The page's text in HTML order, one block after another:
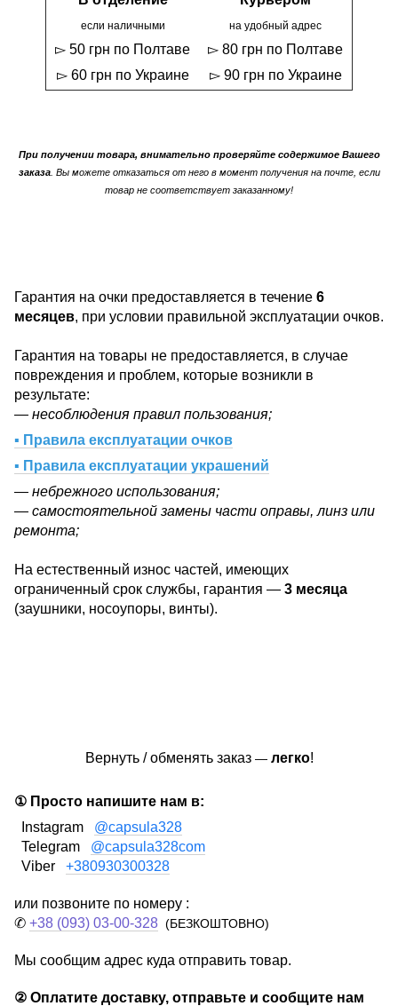
если наличными
▻ 50 грн по Полтаве
▻ 60 грн по Украине
на удобный адрес
▻ 80 грн по Полтаве
▻ 90 грн по Украине
При получении товара, внимательно проверяйте содержимое Вашего
заказа. Вы можете отказаться от него в момент получения на почте, если
товар не соответствует заказанному!
Гарантия на очки предоставляется в течение 6
месяцев, при условии правильной эксплуатации очков.
Гарантия на товары не предоставляется, в случае
повреждения и проблем, которые возникли в
результате:
— несоблюдения правил пользования;
▪ Правила експлуатации очков
▪ Правила експлуатации украшений
— небрежного использования;
— самостоятельной замены части оправы, линз или
ремонта;
На естественный износ частей, имеющих
ограниченный срок службы, гарантия — 3 месяца
(заушники, носоупоры, винты).
Вернуть / обменять заказ — легко!
① Просто напишите нам в:
Instagram @capsula328
Telegram @capsula328com
Viber +380930300328
или позвоните по номеру :
✆ +38 (093) 03-00-328 (БЕЗКОШТОВНО)
Мы сообщим адрес куда отправить товар.
② Оплатите доставку, отправьте и сообщите нам